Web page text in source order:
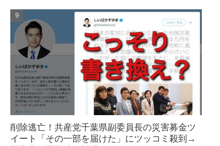
削除逃亡！共産党千葉県副委員長の災害募金ツ
イート「その一部を届けた」にツッコミ殺到→